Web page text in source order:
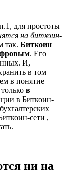
для простоты
на биткоин-
так.Биткоин
. Его
И,
в том
в понятие
в
в Биткоин-
сети ,
ни на